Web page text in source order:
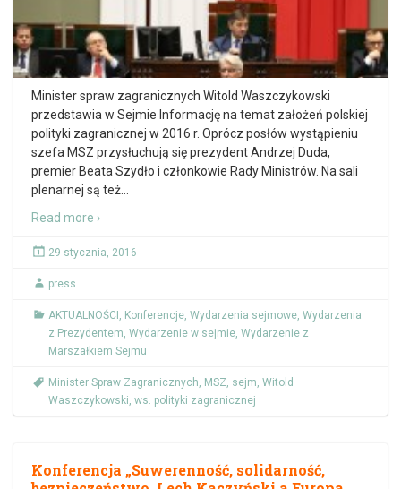
Minister spraw zagranicznych Witold Waszczykowski
przedstawia w Sejmie Informację na temat założeń polskiej
polityki zagranicznej w 2016 r. Oprócz posłów wystąpieniu
szefa MSZ przysłuchują się prezydent Andrzej Duda,
premier Beata Szydło i członkowie Rady Ministrów. Na sali
plenarnej są też
Read more ›
29 stycznia, 2016
press
AKTUALNOŚCI , Konferencje, Wydarzenia sejmowe, Wydarzenia
z Prezydentem, Wydarzenie w sejmie, Wydarzenie z
Marszałkiem Sejmu
Minister Spraw Zagranicznych, MSZ, sejm, Witold
Waszczykowski, ws. polityki zagranicznej
Konferencja „Suwerenność, solidarność,